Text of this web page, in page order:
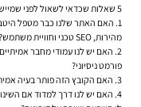
5 שאלות שכדאי לשאול לפני שמיישמים LLMs-Author.txt
1. האם האתר שלנו כבר מטפל
מהירות, SEO טכני וחוויית משתמש?
2. האם יש לנו עמודי מחבר
פורמט ניסיוני?
3. האם הקובץ הזה פותר בעיה אמיתית אצלנו, או רק נותן תחושה שאנחנו “מעודכנים”?
4. האם יש לנו דרך למדוד אם